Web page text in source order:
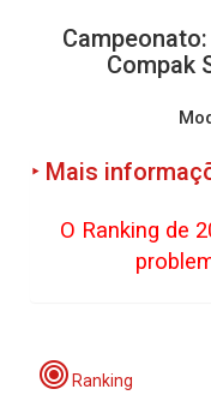
Compak
‣ Mais
O Ranking de
Ranking